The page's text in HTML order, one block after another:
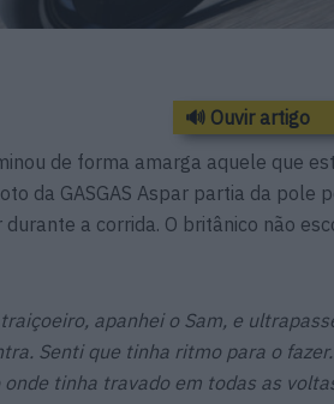
🔊 Ouvir artigo
de forma amarga aquele que
da GASGAS Aspar partia da pole
durante a corrida. O britânico não
apanhei o Sam, e
Senti que tinha ritmo para o
tinha travado em todas as